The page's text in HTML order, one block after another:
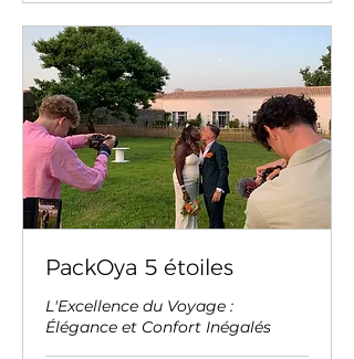
PackOya 5 étoiles
L'Excellence du Voyage :
Élégance et Confort Inégalés